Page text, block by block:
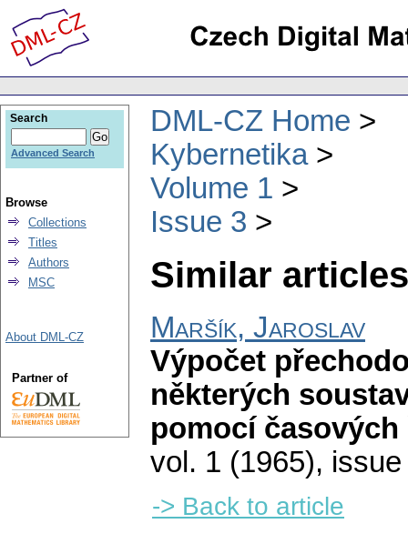
DML-CZ Home
Kybernetika
Volume 1
Issue 3
Similar
Maršík, Jaroslav
Výpočet
některých
pomocí časových
vol. 1 (1965), issue
-> Back to article
Search
Advanced Search
Browse
Collections
Titles
Authors
MSC
About DML-CZ
Partner of